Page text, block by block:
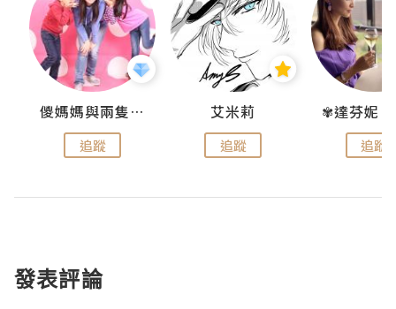
儍媽媽與兩隻小魔怪之家
追蹤
艾米莉
追蹤 追蹤
發表評論